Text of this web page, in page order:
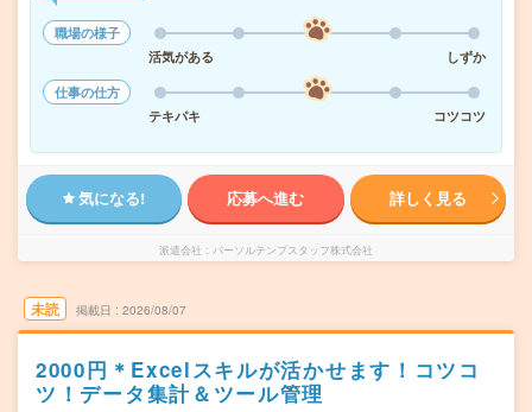
職場の様子
活気がある
しずか
仕事の仕方
テキパキ
コツコツ
気になる! 応募へ進む 詳しく見る
派遣会社 パーソルテンプスタッフ株式会社
未読 掲載日 2026/08/07
2000円＊Excelスキルが活かせます！コツコ
ツ！データ集計＆ツール管理